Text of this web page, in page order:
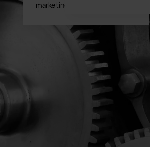
marketingbureaus!